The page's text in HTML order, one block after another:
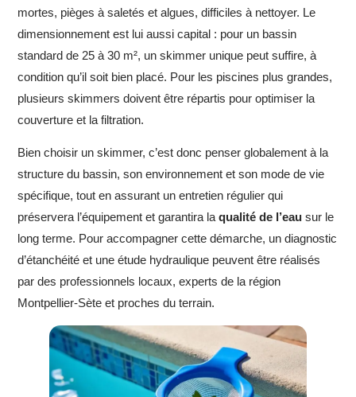
mortes, pièges à saletés et algues, difficiles à nettoyer. Le
dimensionnement est lui aussi capital : pour un bassin
standard de 25 à 30 m², un skimmer unique peut suffire, à
condition qu’il soit bien placé. Pour les piscines plus grandes,
plusieurs skimmers doivent être répartis pour optimiser la
couverture et la filtration.
Bien choisir un skimmer, c’est donc penser globalement à la
structure du bassin, son environnement et son mode de vie
spécifique, tout en assurant un entretien régulier qui
préservera l’équipement et garantira la qualité de l’eau sur le
long terme. Pour accompagner cette démarche, un diagnostic
d’étanchéité et une étude hydraulique peuvent être réalisés
par des professionnels locaux, experts de la région
Montpellier-Sète et proches du terrain.